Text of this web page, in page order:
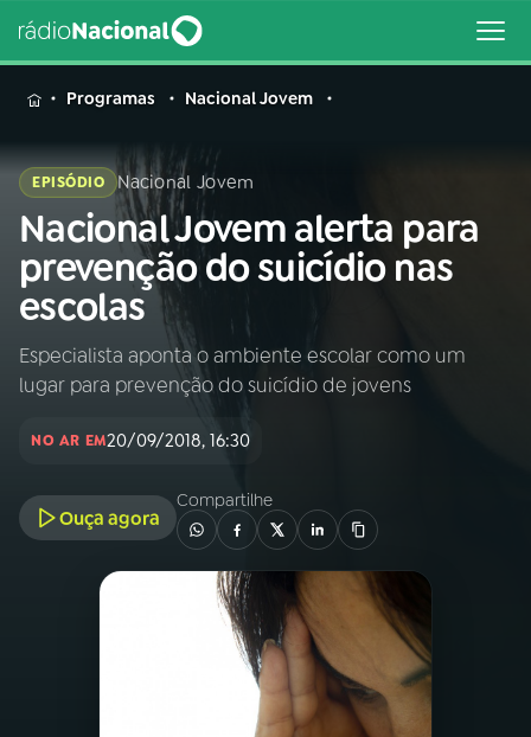
MENU
Buscar
na
Rádio
Nacional
Buscar
AO VIVO
INÍCIO
A RÁDIO
PROGRAMAÇÃO
Programas Nacional Jovem
EPISÓDIO Nacional Jovem
Nacional Jovem alerta para
prevenção do suicídio nas
escolas
Especialista aponta o ambiente escolar como um
lugar para prevenção do suicídio de jovens
NO AR EM20/09/2018, 16:30
Ouça agora
Compartilhe